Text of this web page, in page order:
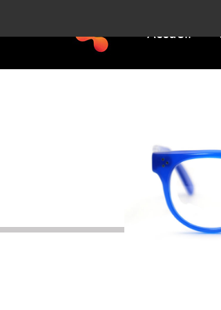
Accueil